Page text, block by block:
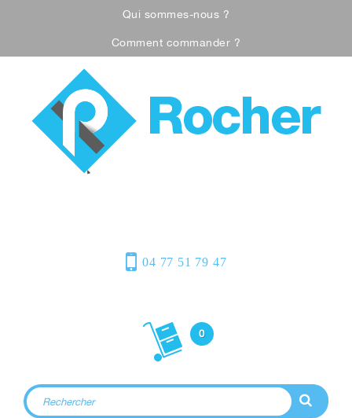
Qui sommes-nous ?
Comment commander ?
04 77 51 79 47
0